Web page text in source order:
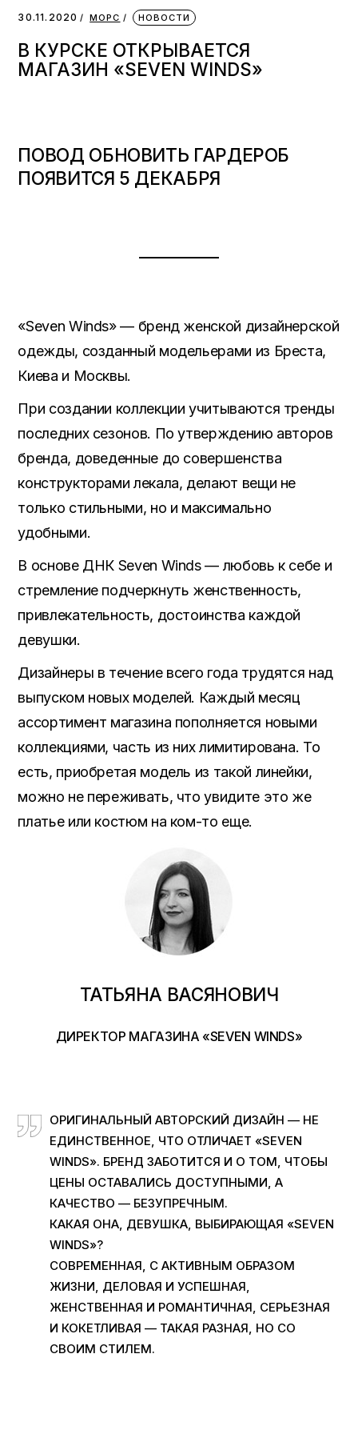
30.11.2020 МОРС НОВОСТИ
В КУРСКЕ ОТКРЫВАЕТСЯ
МАГАЗИН «SEVEN WINDS»
ПОВОД ОБНОВИТЬ ГАРДЕРОБ
ПОЯВИТСЯ 5 ДЕКАБРЯ
«Seven Winds» — бренд женской дизайнерской
одежды, созданный модельерами из Бреста,
Киева и Москвы.
При создании коллекции учитываются тренды
последних сезонов. По утверждению авторов
бренда, доведенные до совершенства
конструкторами лекала, делают вещи не
только стильными, но и максимально
удобными.
В основе ДНК Seven Winds — любовь к себе и
стремление подчеркнуть женственность,
привлекательность, достоинства каждой
девушки.
Дизайнеры в течение всего года трудятся над
выпуском новых моделей. Каждый месяц
ассортимент магазина пополняется новыми
коллекциями, часть из них лимитирована. То
есть, приобретая модель из такой линейки,
можно не переживать, что увидите это же
платье или костюм на ком-то еще.
ТАТЬЯНА ВАСЯНОВИЧ
ДИРЕКТОР МАГАЗИНА «SEVEN WINDS»
ОРИГИНАЛЬНЫЙ АВТОРСКИЙ ДИЗАЙН — НЕ
ЕДИНСТВЕННОЕ, ЧТО ОТЛИЧАЕТ «SEVEN
WINDS». БРЕНД ЗАБОТИТСЯ И О ТОМ, ЧТОБЫ
ЦЕНЫ ОСТАВАЛИСЬ ДОСТУПНЫМИ, А
КАЧЕСТВО — БЕЗУПРЕЧНЫМ.
КАКАЯ ОНА, ДЕВУШКА, ВЫБИРАЮЩАЯ «SEVEN
WINDS»?
СОВРЕМЕННАЯ, С АКТИВНЫМ ОБРАЗОМ
ЖИЗНИ, ДЕЛОВАЯ И УСПЕШНАЯ,
ЖЕНСТВЕННАЯ И РОМАНТИЧНАЯ, СЕРЬЕЗНАЯ
И КОКЕТЛИВАЯ — ТАКАЯ РАЗНАЯ, НО СО
СВОИМ СТИЛЕМ.